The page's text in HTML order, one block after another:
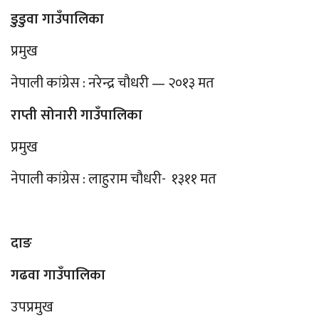
डुडुवा गाउँपालिका
प्रमुख
नेपाली कांग्रेस : नरेन्द्र चौधरी — २०१३ मत
राप्ती सोनारी गाउँपालिका
प्रमुख
नेपाली कांग्रेस : लाहुराम चौधरी- १३११ मत
दाङ
गढवा गाउँपालिका
उपप्रमुख